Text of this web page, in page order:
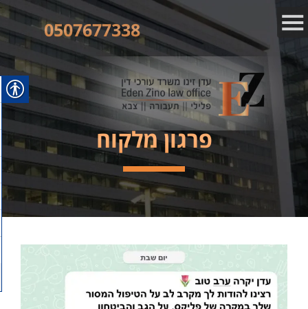
0507677338
פרגון מלקוח